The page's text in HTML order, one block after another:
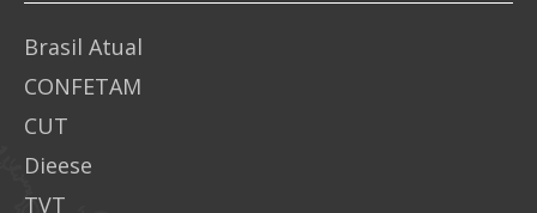
Brasil Atual
CONFETAM
CUT
Dieese
TVT